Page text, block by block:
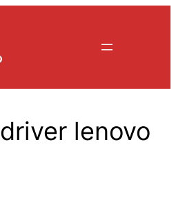
driver lenovo